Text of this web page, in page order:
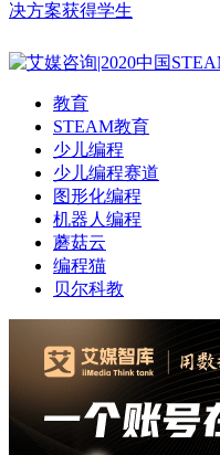
决方案获得学生
教育
STEAM教育
少儿编程
少儿编程赛道
图形化编程
机器人编程
蘑菇云
编程猫
贝尔科教